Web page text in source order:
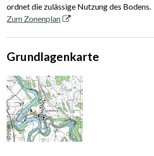
ordnet die zulässige Nutzung des Bodens.
Zum Zonenplan
Grundlagenkarte